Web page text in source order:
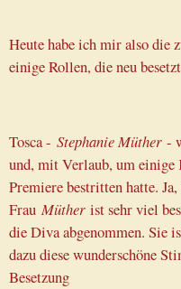
Heute habe ich mir also die
einige Rollen, die neu
Tosca - Stephanie Müther-
und, mit Verlaub, um einige
Premiere bestritten hatte.
Frau Mütherist sehr viel
die Diva abgenommen. Sie
dazu diese wunderschöne
Besetzung